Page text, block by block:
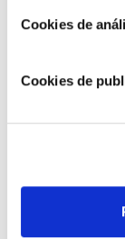
Cookies de
Cookies de
Seguimos